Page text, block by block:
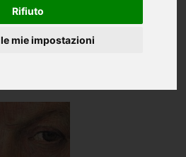
Rifiuto
mie impostazioni